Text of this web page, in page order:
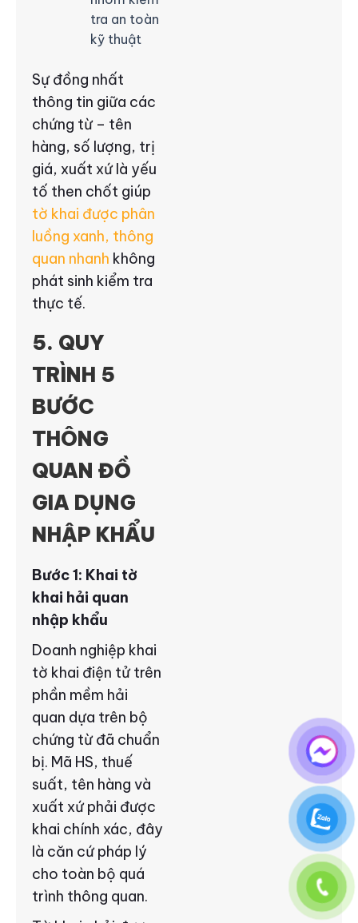
tra an toàn
kỹ thuật
Sự đồng nhất
thông tin giữa các
chứng từ – tên
hàng, số lượng, trị
giá, xuất xứ là yếu
tố then chốt giúp
tờ khai được phân
luồng xanh, thông
quan nhanh không
phát sinh kiểm tra
thực tế.
5. QUY
TRÌNH 5
BƯỚC
THÔNG
QUAN ĐỒ
GIA DỤNG
NHẬP KHẨU
Bước 1: Khai tờ
khai hải quan
nhập khẩu
Doanh nghiệp khai
tờ khai điện tử trên
phần mềm hải
quan dựa trên bộ
chứng từ đã chuẩn
bị. Mã HS, thuế
suất, tên hàng và
xuất xứ phải được
khai chính xác, đây
là căn cứ pháp lý
cho toàn bộ quá
trình thông quan.